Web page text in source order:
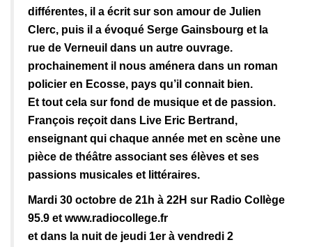
différentes, il a écrit sur son amour de Julien
Clerc, puis il a évoqué Serge Gainsbourg et la
rue de Verneuil dans un autre ouvrage.
prochainement il nous aménera dans un roman
policier en Ecosse, pays qu’il connait bien.
Et tout cela sur fond de musique et de passion.
François reçoit dans Live Eric Bertrand,
enseignant qui chaque année met en scène une
pièce de théâtre associant ses élèves et ses
passions musicales et littéraires.
Mardi 30 octobre de 21h à 22H sur Radio Collège
95.9 et www.radiocollege.fr
et dans la nuit de jeudi 1er à vendredi 2